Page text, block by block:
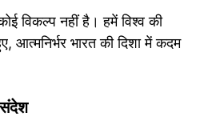
विकल्प नहीं है। हमें विश्व की
आत्मनिर्भर भारत की दिशा में कदम
संदेश